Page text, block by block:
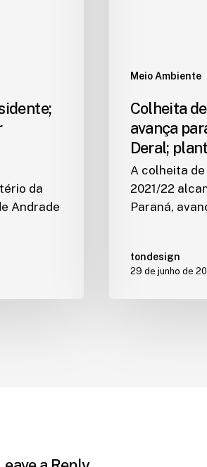
da
Andrade
Meio Ambiente
Colheita
avança
Deral;
A colheita
2021/22
Paraná,
tondesign
29 de junho de